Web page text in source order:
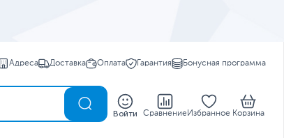
Адреса Доставка Оплата Гарантия Бонусная программа
Войти Сравнение Избранное Корзина